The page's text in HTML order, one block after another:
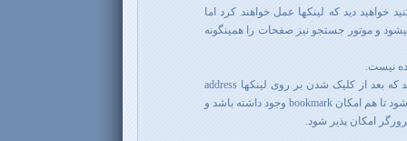
خواهید دید که لینکها عمل خواهند کرد اما
و موتور جستجو نیز صفحات را همینگونه
نیست.
کار وقتی تمیز تر و دقیقتر خواهد شد که بعد از کلیک شدن بر روی لینکها address
bar نیز به صورت مثلاً contact# عوض شود تا هم امکان bookmark وجود داشته باشد و
امکان پذیر شود.